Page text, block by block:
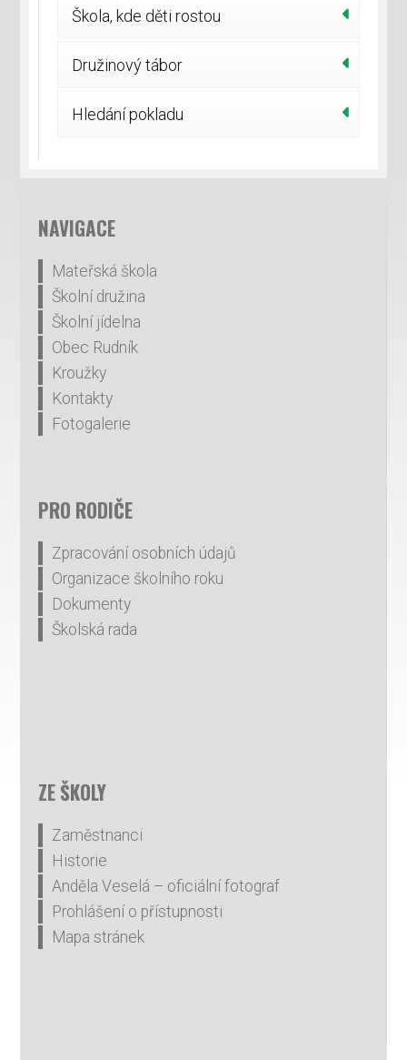
Škola, kde děti rostou
Družinový tábor
Hledání pokladu
NAVIGACE
Mateřská škola
Školní družina
Školní jídelna
Obec Rudník
Kroužky
Kontakty
Fotogalerie
PRO RODIČE
Zpracování osobních údajů
Organizace školního roku
Dokumenty
Školská rada
ZE ŠKOLY
Zaměstnanci
Historie
Anděla Veselá – oficiální fotograf
Prohlášení o přístupnosti
Mapa stránek